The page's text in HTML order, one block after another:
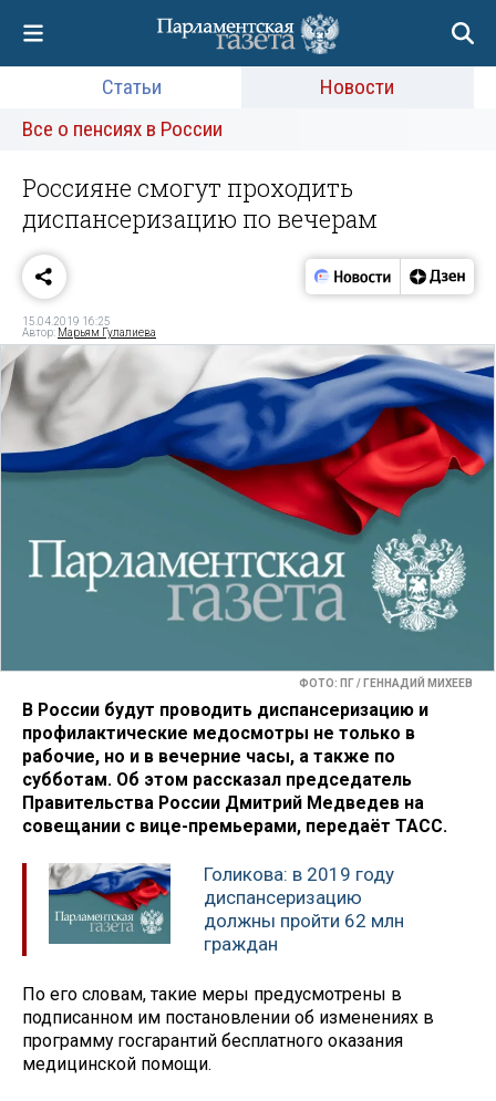
Статьи
Новости
Все о пенсиях в России
Россияне смогут проходить
диспансеризацию по вечерам
15.04.2019 16:25
Автор: Марьям Гулалиева
ФОТО: ПГ / ГЕННАДИЙ МИХЕЕВ
В России будут проводить диспансеризацию и
профилактические медосмотры не только в
рабочие, но и в вечерние часы, а также по
субботам. Об этом рассказал председатель
Правительства России Дмитрий Медведев на
совещании с вице-премьерами, передаёт ТАСС.
Голикова: в 2019 году
диспансеризацию
должны пройти 62 млн
граждан
По его словам, такие меры предусмотрены в
подписанном им постановлении об изменениях в
программу госгарантий бесплатного оказания
медицинской помощи.